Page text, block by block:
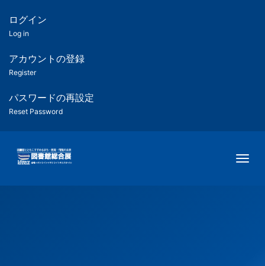
ツ
匿
名
ユ
ー
ー
用
メ
ログイン
Log in
アカウントの登録
Register
パスワードの再設定
Reset Password